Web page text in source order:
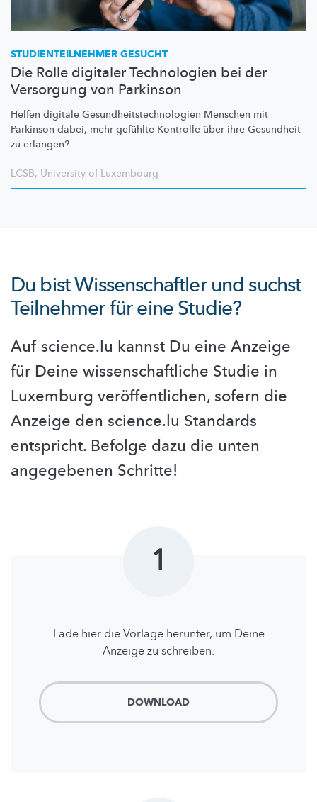
STUDIENTEILNEHMER GESUCHT
Die Rolle digitaler Technologien bei der
Versorgung von Parkinson
Helfen digitale Gesundheitstechnologien Menschen mit
Parkinson dabei, mehr gefühlte Kontrolle über ihre Gesundheit
zu erlangen?
LCSB, University of Luxembourg
Du bist Wissenschaftler und suchst
Teilnehmer für eine Studie?
Auf science.lu kannst Du eine Anzeige
für Deine wissenschaftliche Studie in
Luxemburg veröffentlichen, sofern die
Anzeige den science.lu Standards
entspricht. Befolge dazu die unten
angegebenen Schritte!
1
Lade hier die Vorlage herunter, um Deine
Anzeige zu schreiben.
DOWNLOAD